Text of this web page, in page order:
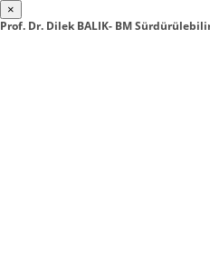
×
Prof. Dr. Dilek BALIK- BM Sürdürülebilir